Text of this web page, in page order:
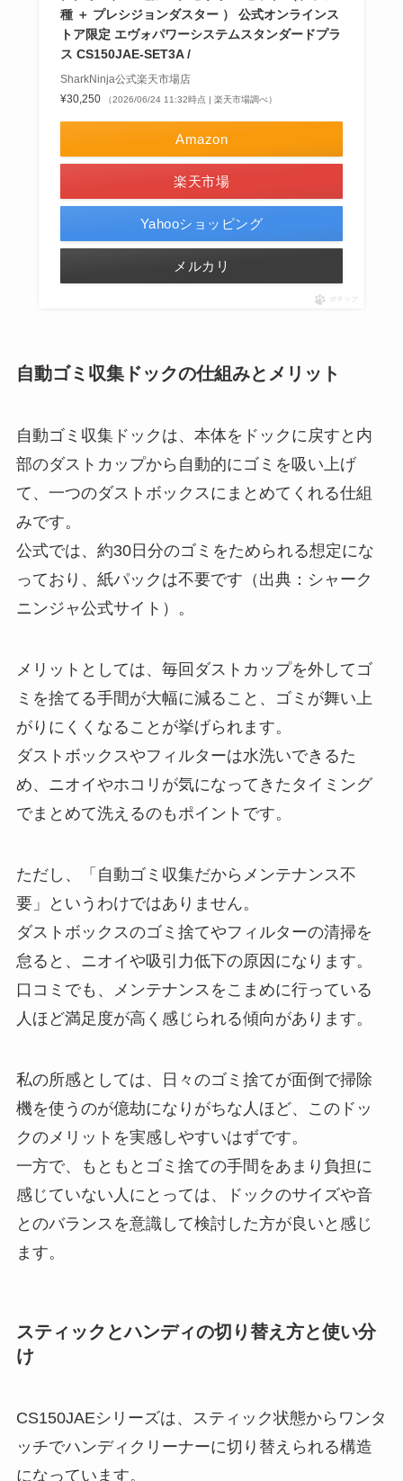
種 ＋ プレシジョンダスター ） 公式オンラインス
トア限定 エヴォパワーシステムスタンダードプラ
ス CS150JAE-SET3A /
SharkNinja公式楽天市場店
¥30,250
（2026/06/24 11:32時点 | 楽天市場調べ）
Amazon
楽天市場
Yahooショッピング
メルカリ
ポチップ
自動ゴミ収集ドックの仕組みとメリット
自動ゴミ収集ドックは、本体をドックに戻すと内
部のダストカップから自動的にゴミを吸い上げ
て、一つのダストボックスにまとめてくれる仕組
みです。
公式では、約30日分のゴミをためられる想定にな
っており、紙パックは不要です（出典：シャーク
ニンジャ公式サイト）。
メリットとしては、毎回ダストカップを外してゴ
ミを捨てる手間が大幅に減ること、ゴミが舞い上
がりにくくなることが挙げられます。
ダストボックスやフィルターは水洗いできるた
め、ニオイやホコリが気になってきたタイミング
でまとめて洗えるのもポイントです。
ただし、「自動ゴミ収集だからメンテナンス不
要」というわけではありません。
ダストボックスのゴミ捨てやフィルターの清掃を
怠ると、ニオイや吸引力低下の原因になります。
口コミでも、メンテナンスをこまめに行っている
人ほど満足度が高く感じられる傾向があります。
私の所感としては、日々のゴミ捨てが面倒で掃除
機を使うのが億劫になりがちな人ほど、このドッ
クのメリットを実感しやすいはずです。
一方で、もともとゴミ捨ての手間をあまり負担に
感じていない人にとっては、ドックのサイズや音
とのバランスを意識して検討した方が良いと感じ
ます。
スティックとハンディの切り替え方と使い分
け
CS150JAEシリーズは、スティック状態からワンタ
ッチでハンディクリーナーに切り替えられる構造
になっています。